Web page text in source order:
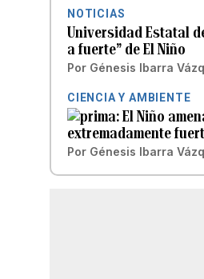
NOTICIAS
Universidad Estatal
a fuerte” de El Niño
Por Génesis Ibarra
CIENCIA Y AMBIENTE
El Niño
extremadamente
Por Génesis Ibarra